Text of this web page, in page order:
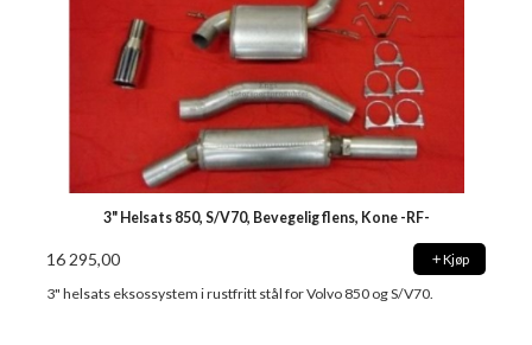
3" Helsats 850, S/V70, Bevegelig flens, Kone -RF-
16 295,00 Kjøp
3" helsats eksossystem i rustfritt stål for Volvo 850 og S/V70.